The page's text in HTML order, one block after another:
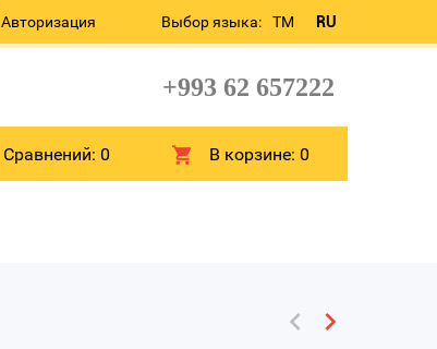
Выбор языка: TM RU
Авторизация
+993 62 657222
Сравнений: 0 В корзине:0